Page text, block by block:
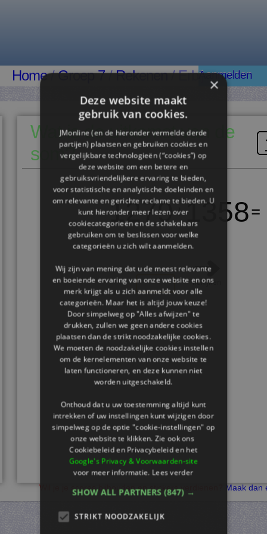
Home/Groep 7/Rekenen/ ErbijAanmelden
Wat is de uitkomst van de
som?
1279 1358
Wil je je scores bijhouden en stickers verdienen? Maak dan
×
Deze website maakt
gebruik van cookies.
JMonline (en de hieronder vermelde derde
partijen) plaatsen en gebruiken cookies en
vergelijkbare technologieën (“cookies”) op
deze website om een ​​betere en
gebruiksvriendelijkere ervaring te bieden,
voor statistische en analytische doeleinden en
om relevante en gerichte reclame te bieden. U
kunt hieronder meer lezen over
cookiecategorieën en de schakelaars
gebruiken om te beslissen voor welke
categorieën u zich wilt aanmelden.
Wij zijn van mening dat u de meest relevante
en boeiende ervaring van onze website en ons
merk krijgt als u zich aanmeldt voor alle
categorieën. Maar het is altijd jouw keuze!
Door simpelweg op "Alles afwijzen" te
drukken, zullen we geen andere cookies
plaatsen dan de strikt noodzakelijke cookies.
We moeten de noodzakelijke cookies instellen
om de kernelementen van onze website te
laten functioneren, en deze kunnen niet
worden uitgeschakeld.
Onthoud dat u uw toestemming altijd kunt
intrekken of uw instellingen kunt wijzigen door
simpelweg op de optie "cookie-instellingen" op
onze website te klikken. Zie ook ons ​​
Cookiebeleid en Privacybeleid en het
Google's Privacy & Voorwaarden-site
voor meer informatie.Lees verder
SHOW ALL PARTNERS (847) →
STRIKT NOODZAKELIJK